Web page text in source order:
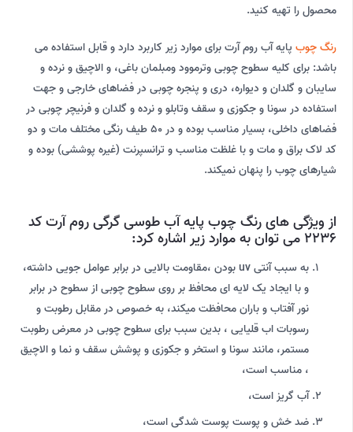
محصول را تهیه کنید.
رنگ چوب پایه آب روم آرت برای موارد زیر کاربرد دارد و قابل استفاده می
باشد: برای کلیه سطوح چوبی وترموود ومبلمان باغی، و الاچیق و نرده و
سایبان و گلدان و دیواره، دری و پنجره چوبی در فضاهای خارجی و جهت
استفاده در سونا و جکوزی و سقف وتابلو و نرده و گلدان و فرنیچر چوبی در
فضاهای داخلی، بسیار مناسب بوده و در 50 طیف رنگی مختلف مات و دو
کد لاک براق و مات و با غلظت مناسب و ترانسپرنت (غیره پوششی) بوده و
شیارهای چوب را پنهان نمیکند.
از ویژگی های رنگ چوب پایه آب طوسی گرگی روم آرت کد
2236 می توان به موارد زیر اشاره کرد:
به سبب آنتی uv بودن ،مقاومت بالایی در برابر عوامل جویی داشته،
و با ایجاد یک لایه ای محافظ بر روی سطوح چوبی از سطوح در برابر
نور آفتاب و باران محافظت میکند، به خصوص در مقابل رطوبت و
رسوبات اب قلیایی ، بدین سبب برای سطوح چوبی در معرض رطوبت
مستمر، مانند سونا و استخر و جکوزی و پوشش سقف و نما و الاچیق
، مناسب است،
آب گریز است،
ضد خش و پوست پوست شدگی است،